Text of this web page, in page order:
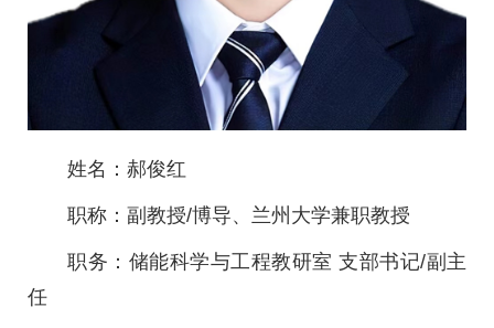
姓名：郝俊红
职称：副教授/博导、兰州大学兼职教授
职务：储能科学与工程教研室 支部书记/副主
任